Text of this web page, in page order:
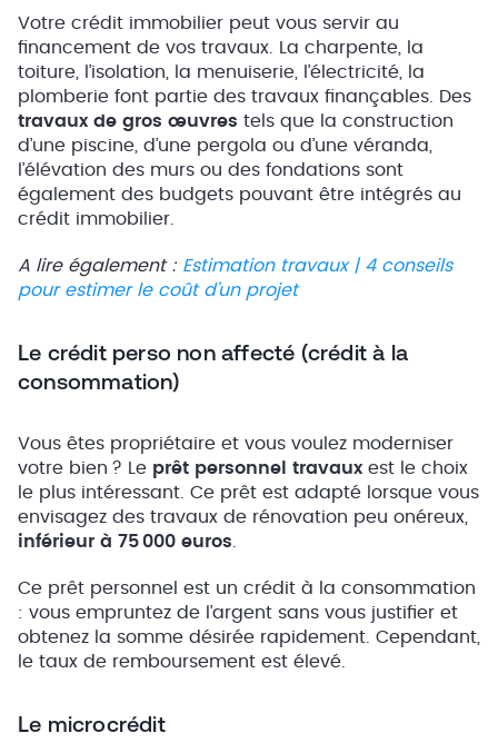
Votre crédit immobilier peut vous servir au
financement de vos travaux. La charpente, la
toiture, l’isolation, la menuiserie, l’électricité, la
plomberie font partie des travaux finançables. Des
travaux de gros œuvres tels que la construction
d’une piscine, d’une pergola ou d’une véranda,
l’élévation des murs ou des fondations sont
également des budgets pouvant être intégrés au
crédit immobilier.
A lire également : Estimation travaux | 4 conseils
pour estimer le coût d’un projet
Le crédit perso non affecté (crédit à la
consommation)
Vous êtes propriétaire et vous voulez moderniser
votre bien ? Le prêt personnel travaux est le choix
le plus intéressant. Ce prêt est adapté lorsque vous
envisagez des travaux de rénovation peu onéreux,
inférieur à 75 000 euros
Ce prêt personnel est un crédit à la consommation
: vous empruntez de l’argent sans vous justifier et
obtenez la somme désirée rapidement. Cependant,
le taux de remboursement est élevé.
Le microcrédit